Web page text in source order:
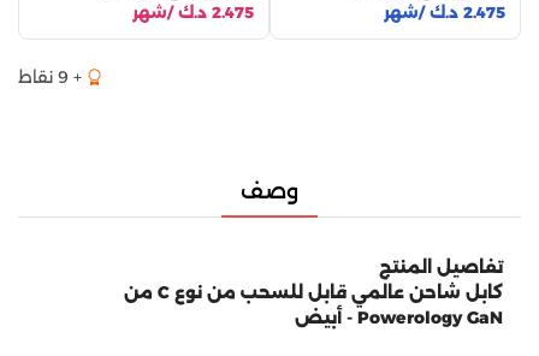
2.475 د.ك /شهر
2.475 د.ك /شهر
+ 9 نقاط
وصف
تفاصيل المنتج
كابل شاحن عالمي قابل للسحب من نوع C من
Powerology GaN - أبيض